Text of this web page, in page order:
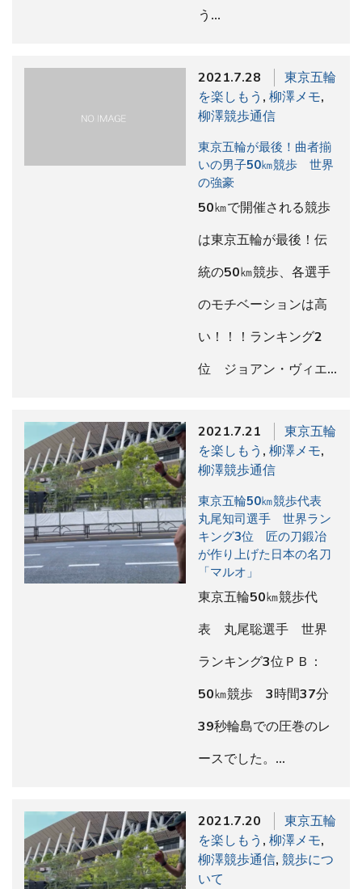
う…
2021.7.28
東京五輪
を楽しもう , 柳澤メモ,
柳澤競歩通信
東京五輪が最後！曲者揃
いの男子50㎞競歩 世界
の強豪
50㎞で開催される競歩
は東京五輪が最後！伝
統の50㎞競歩、各選手
のモチベーションは高
い！！！ランキング2
位 ジョアン・ヴィエ…
2021.7.21
東京五輪
を楽しもう , 柳澤メモ,
柳澤競歩通信
東京五輪50㎞競歩代表
丸尾知司選手 世界ラン
キング3位 匠の刀鍛冶
が作り上げた日本の名刀
「マルオ」
東京五輪50㎞競歩代
表 丸尾聡選手 世界
ランキング3位ＰＢ：
50㎞競歩 3時間37分
39秒輪島での圧巻のレ
ースでした。…
2021.7.20
東京五輪
を楽しもう , 柳澤メモ,
柳澤競歩通信, 競歩につ
いて